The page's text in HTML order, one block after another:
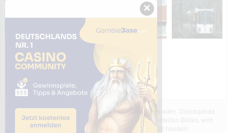
Das dargestellte Bild wurde von einem Nutzer hochgeladen. Directupload
übernimmt keinerlei Haftung für den Inhalt des dargestellten Bildes, wird
jedoch bei Verstößen nach §2(3) unserer AGB handeln.
×